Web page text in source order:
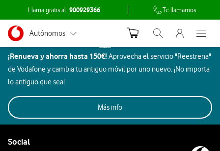
Llama gratis al 900929366 Te llamamos
Ir a la pagina principal de vodafone.es
Menu navegación Segmento
Autónomos
Pymes
Grandes empresas
Particulares
Abrir buscador.
Menu
Abre
Inicio
Dispositivos
Móviles
Crosscall
Todos
Aires
Acondicionados
sonido
Móviles
¡Renueva y ahorra hasta 150€! Aprovecha el servicio "Reestrena"
de Vodafone y cambia tu antiguo móvil por uno nuevo. ¡No importa
lo antiguo que sea!
Más info
Social